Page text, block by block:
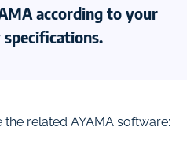
according to your
related AYAMA software: